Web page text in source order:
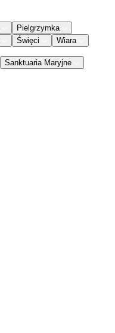
Pielgrzymka
Święci Wiara
Sanktuaria Maryjne